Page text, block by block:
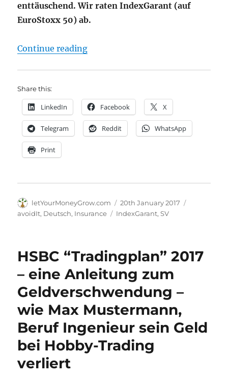
enttäuschend. Wir raten IndexGarant (auf
EuroStoxx 50) ab.
Continue reading"IndexGarant von SV
Share this:
LinkedIn Facebook X
Telegram Reddit WhatsApp
Print
Author
letYourMoneyGrow.com
Posted
on
20th January 2017
avoidIt, Deutsch, Insurance Tags
IndexGarant,SV
HSBC “Tradingplan” 2017
– eine Anleitung zum
Geldverschwendung –
wie Max Mustermann,
Beruf Ingenieur sein Geld
bei Hobby-Trading
verliert